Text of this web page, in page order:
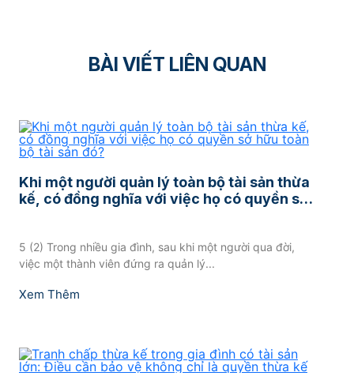
BÀI VIẾT LIÊN QUAN
Khi một người quản lý toàn bộ tài sản thừa
kế, có đồng nghĩa với việc họ có quyền sở
5 (2) Trong nhiều gia đình, sau khi một người qua đời,
việc một thành viên đứng ra quản lý...
Xem Thêm